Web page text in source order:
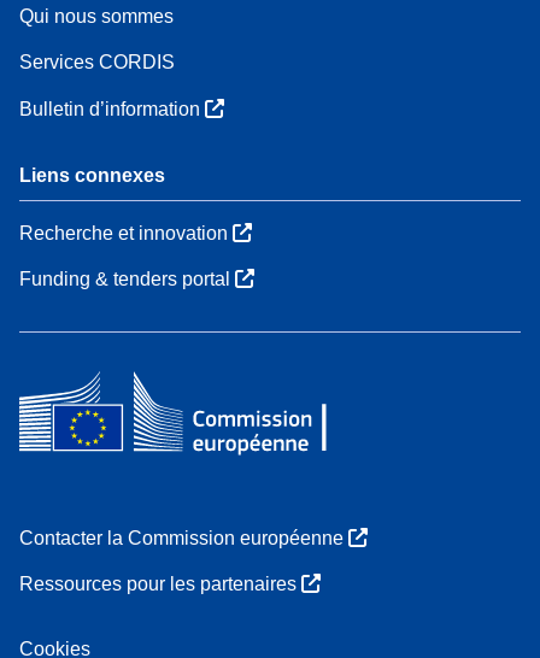
Qui nous sommes
Services CORDIS
Bulletin d’information
Liens connexes
Recherche et innovation
Funding & tenders portal
Contacter la Commission européenne
Ressources pour les partenaires
Cookies